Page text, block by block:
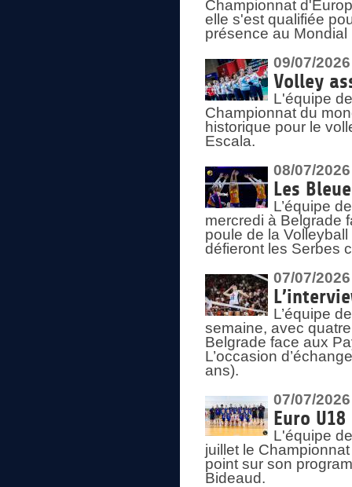
Championnat
elle s'est qualifiée
présence au
09/07/2026
Volley
L'équipe
Championnat du
historique pour le
Escala.
08/07/2026
Les
L’équipe
mercredi à Belgrade
poule de la
défieront les Serbes
07/07/2026
L’équipe
semaine, avec
Belgrade face aux
L’occasion
ans).
07/07/2026
Euro
L'équipe
juillet le
point sur son
Bideaud.